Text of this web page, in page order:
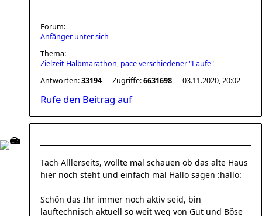
Forum:
Anfänger unter sich
Thema:
Zielzeit Halbmarathon, pace verschiedener "Läufe"
Antworten:33194 Zugriffe:6631698 03.11.2020, 20:02
Rufe den Beitrag auf
Tach Alllerseits, wollte mal schauen ob das alte Haus
hier noch steht und einfach mal Hallo sagen :hallo:
Schön das Ihr immer noch aktiv seid, bin
lauftechnisch aktuell so weit weg von Gut und Böse